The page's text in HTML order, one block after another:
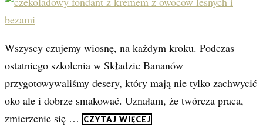
Wszyscy czujemy wiosnę, na każdym kroku. Podczas
ostatniego szkolenia w Składzie Bananów
przygotowywaliśmy desery, który mają nie tylko zachwycić
oko ale i dobrze smakować. Uznałam, że twórcza praca,
zmierzenie się …
CZYTAJ WIĘCEJ